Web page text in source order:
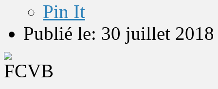
Pin It
Publié le: 30 juillet 2018